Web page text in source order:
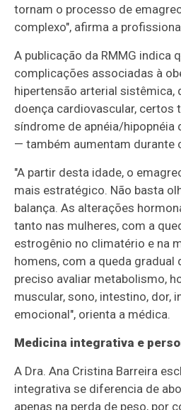
tornam o processo de
complexo", afirma a
A publicação da RMMG indica
complicações associadas à
hipertensão arterial sistêmica,
doença cardiovascular, certos
síndrome de apnéia/
— também aumentam durante
"A partir desta idade, o
mais estratégico. Não basta
balança. As alterações
tanto nas mulheres, com a
estrogênio no climatério e na
homens, com a queda gradual
preciso avaliar metabolismo,
muscular, sono, intestino, dor,
emocional", orienta a médica.
Medicina integrativa e
A Dra. Ana Cristina Barreira
integrativa se diferencia de
apenas na perda de peso, por